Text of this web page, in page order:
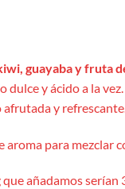
guayaba y fruta
dulce y ácido a la
y refrescante.
aroma para mezclar
añadamos serían